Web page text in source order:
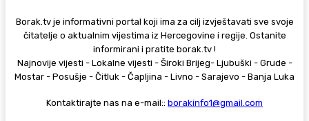
Borak.tv je informativni portal koji ima za cilj izvještavati sve svoje
čitatelje o aktualnim vijestima iz Hercegovine i regije. Ostanite
informirani i pratite borak.tv !
Najnovije vijesti - Lokalne vijesti - Široki Brijeg- Ljubuški - Grude -
Mostar - Posušje - Čitluk - Čapljina - Livno - Sarajevo - Banja Luka
Kontaktirajte nas na e-mail:: borakinfo1@gmail.com